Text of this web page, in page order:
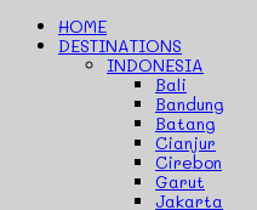
HOME
DESTINATIONS
INDONESIA
Bali
Bandung
Batang
Cianjur
Cirebon
Garut
Jakarta